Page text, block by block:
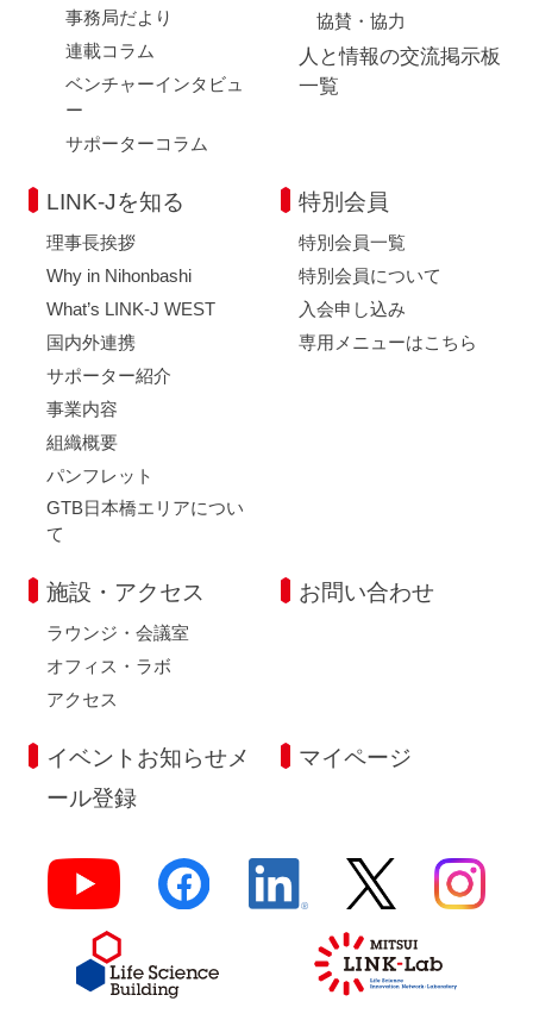
事務局だより
連載コラム
ベンチャーインタビュ
ー
サポーターコラム
協賛・協力
人と情報の交流掲示板
一覧
LINK-Jを知る
理事長挨拶
Why in Nihonbashi
What’s LINK-J WEST
国内外連携
サポーター紹介
事業内容
組織概要
パンフレット
GTB日本橋エリアについ
て
特別会員
特別会員一覧
特別会員について
入会申し込み
専用メニューはこちら
施設・アクセス
ラウンジ・会議室
オフィス・ラボ
アクセス
お問い合わせ
イベントお知らせメ
ール登録
マイページ